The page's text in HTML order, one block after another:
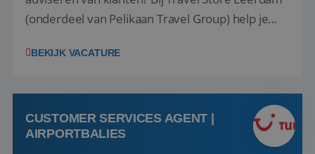
(onderdeel van Pelikaan Travel Group) help je
vinden. Samen maken we van elke reis een
hebt in de reisbranche of j...
BEKIJK VACATURE
CUSTOMER SERVICES AGENT |
AIRPORTBALIES